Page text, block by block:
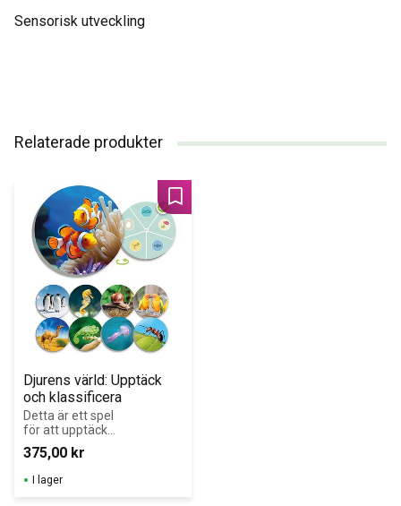
Sensorisk utveckling
Relaterade produkter
Djurens värld: Upptäck
och klassificera
Detta är ett spel
för att upptäcka
mångfalden i
djurvärlden och
lära sig att
klassificera djur
375,00 kr
Lägg till i favoriter
I lager